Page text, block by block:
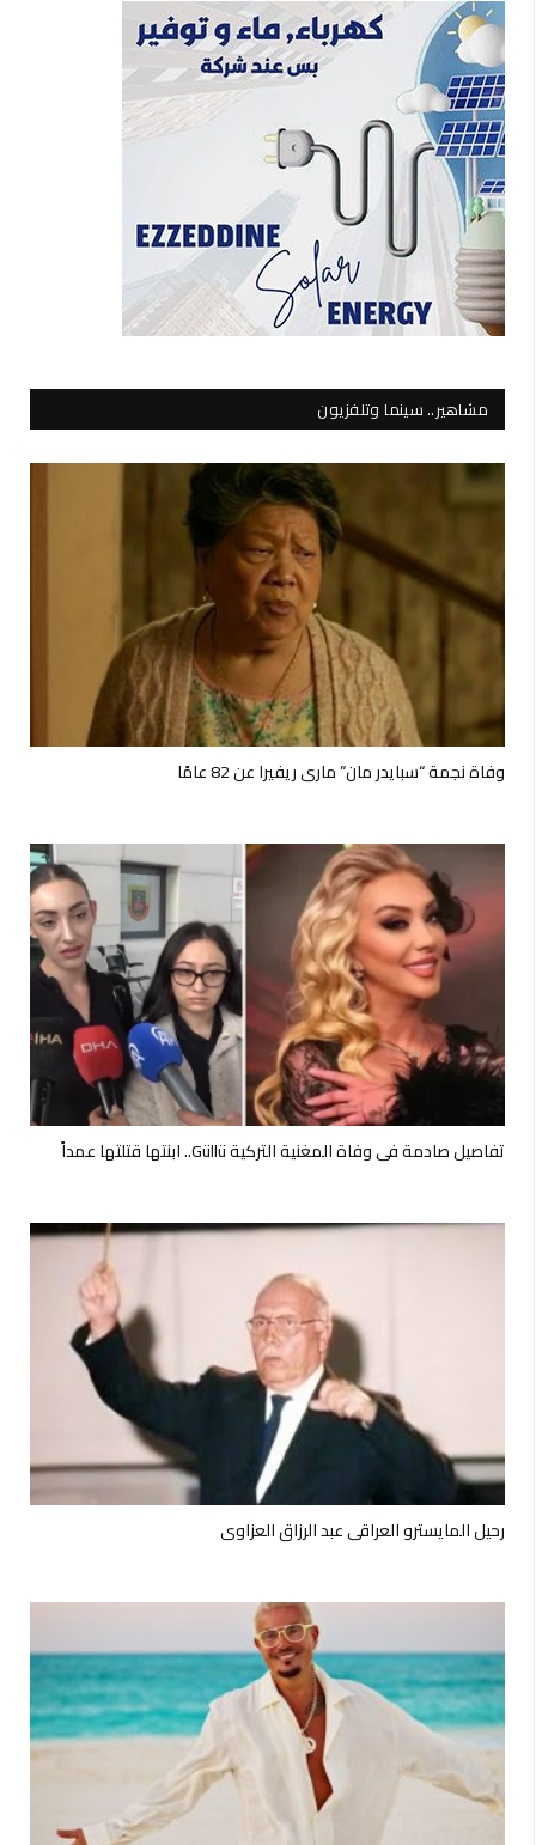
مشاهير.. سينما وتلفزيون
وفاة نجمة “سبايدر مان” ماري ريفيرا عن 82 عامًا
تفاصيل صادمة في وفاة المغنية التركية Güllü.. ابنتها قتلتها عمداً
رحيل المايسترو العراقي عبد الرزاق العزاوي